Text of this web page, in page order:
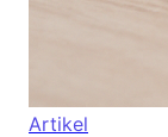
Artikel